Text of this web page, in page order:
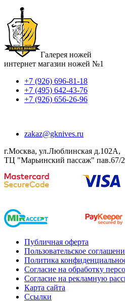
Галерея ножей
интернет магазин ножей №1
+7 (926) 696-81-18
+7 (495) 642-43-76
+7 (926) 656-26-96
zakaz@gknives.ru
г.Москва, ул.Люблинская д.102А,
ТЦ "Марьинский пассаж" пав.67/2
Публичная оферта
Пользовательское
Политика
Согласие на обработку
Согласие на рекламную
Карта сайта
Ссылки